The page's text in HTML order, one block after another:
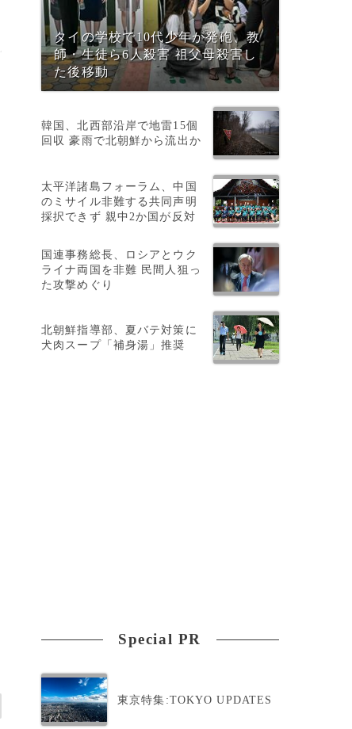
タイの学校で10代少年が発砲、教
師・生徒ら6人殺害 祖父母殺害し
た後移動
韓国、北西部沿岸で地雷15個
回収 豪雨で北朝鮮から流出か
太平洋諸島フォーラム、中国
のミサイル非難する共同声明
採択できず 親中2か国が反対
国連事務総長、ロシアとウク
ライナ両国を非難 民間人狙っ
た攻撃めぐり
北朝鮮指導部、夏バテ対策に
犬肉スープ「補身湯」推奨
Special PR
東京特集:TOKYO UPDATES